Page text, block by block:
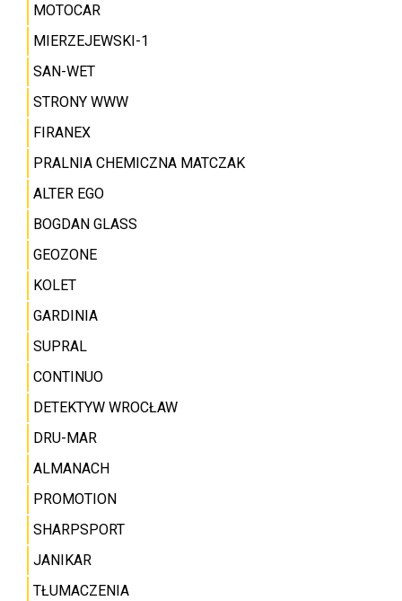
MOTOCAR
MIERZEJEWSKI-1
SAN-WET
STRONY WWW
FIRANEX
PRALNIA CHEMICZNA MATCZAK
ALTER EGO
BOGDAN GLASS
GEOZONE
KOLET
GARDINIA
SUPRAL
CONTINUO
DETEKTYW WROCŁAW
DRU-MAR
ALMANACH
PROMOTION
SHARPSPORT
JANIKAR
TŁUMACZENIA